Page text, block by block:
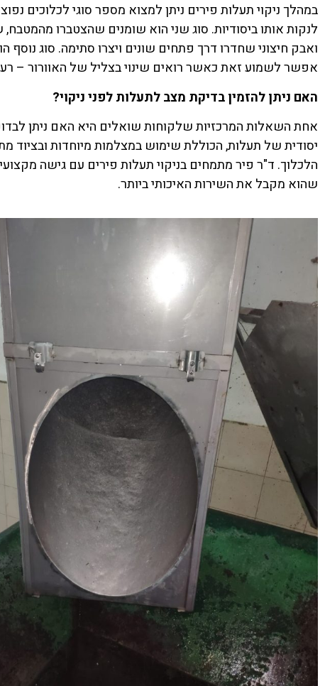
במהלך ניקוי תעלות פירים ניתן למצוא מספר סוגי לכלוכים
לנקות אותו ביסודיות. סוג שני הוא שומנים שהצטברו
ואבק חיצוני שחדרו דרך פתחים שונים ויצרו סתימה. סוג
אפשר לשמוע זאת כאשר רואים שינוי בצליל של האוורור –
האם ניתן להזמין בדיקת מצב לתעלות לפני ניקוי?
אחת השאלות המרכזיות שלקוחות שואלים היא האם ניתן
יסודית של תעלות, הכוללת שימוש במצלמות מיוחדות ובציוד
הלכלוך. ד"ר פיר מתמחים בניקוי תעלות פירים עם גישה
שהוא מקבל את השירות האיכותי ביותר.